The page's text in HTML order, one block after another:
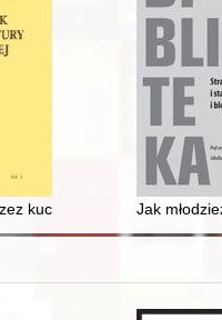
kuchnię - recenzja]
Jak